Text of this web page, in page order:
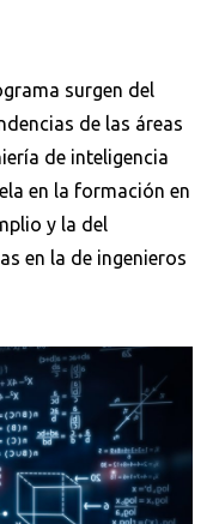
surgen del
de las áreas
de inteligencia
en la formación en
y la del
en la de ingenieros